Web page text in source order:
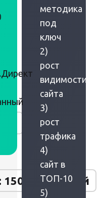
150 000 рублей
методика
под
ключ
2)
рост
видимости
сайта
3)
рост
трафика
4)
сайт в
ТОП-10
5)